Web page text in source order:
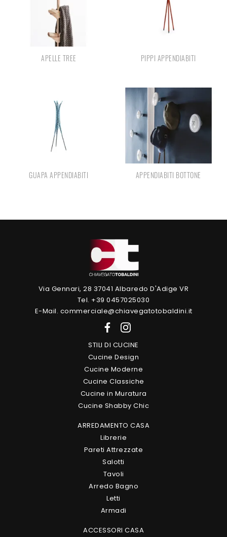
APELLE TREE PIPPI APPENDIABITI
GUAPA APPENDIABITI APPENDIABITI BOTTONE
Via Gennari, 28 37041 Albaredo D'Adige VR
Tel. +39 0457025030
E-Mail. commerciale@chiavegatotobaldini.it
STILI DI CUCINE
Cucine Design
Cucine Moderne
Cucine Classiche
Cucine in Muratura
Cucine Shabby Chic
ARREDAMENTO CASA
Librerie
Pareti Attrezzate
Salotti
Tavoli
Arredo Bagno
Letti
Armadi
ACCESSORI CASA